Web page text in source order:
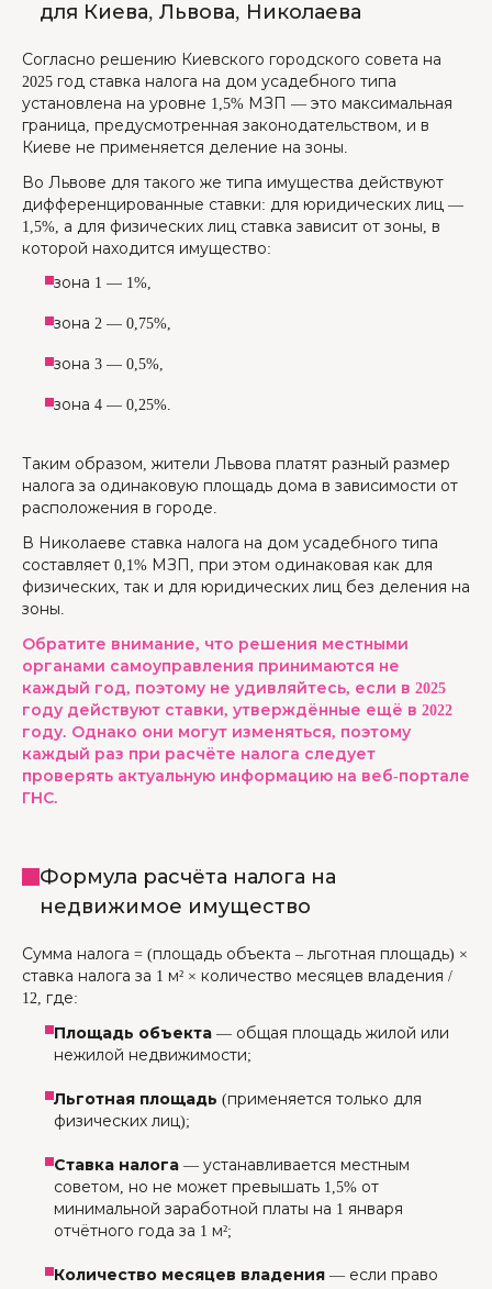
для Киева, Львова, Николаева
Согласно решению Киевского городского совета на
2025 год ставка налога на дом усадебного типа
установлена на уровне 1,5% МЗП — это максимальная
граница, предусмотренная законодательством, и в
Киеве не применяется деление на зоны.
Во Львове для такого же типа имущества действуют
дифференцированные ставки: для юридических лиц —
1,5%, а для физических лиц ставка зависит от зоны, в
которой находится имущество:
зона 1 — 1%,
зона 2 — 0,75%,
зона 3 — 0,5%,
зона 4 — 0,25%.
Таким образом, жители Львова платят разный размер
налога за одинаковую площадь дома в зависимости от
расположения в городе.
В Николаеве ставка налога на дом усадебного типа
составляет 0,1% МЗП, при этом одинаковая как для
физических, так и для юридических лиц без деления на
зоны.
Обратите внимание, что решения местными
органами самоуправления принимаются не
каждый год, поэтому не удивляйтесь, если в 2025
году действуют ставки, утверждённые ещё в 2022
году. Однако они могут изменяться, поэтому
каждый раз при расчёте налога следует
проверять актуальную информацию на веб-портале
ГНС.
Формула расчёта налога на
недвижимое имущество
Сумма налога = (площадь объекта – льготная площадь) ×
ставка налога за 1 м² × количество месяцев владения /
12, где:
Площадь объекта — общая площадь жилой или
нежилой недвижимости;
Льготная площадь (применяется только для
физических лиц);
Ставка налога — устанавливается местным
советом, но не может превышать 1,5% от
минимальной заработной платы на 1 января
отчётного года за 1 м²;
Количество месяцев владения — если право